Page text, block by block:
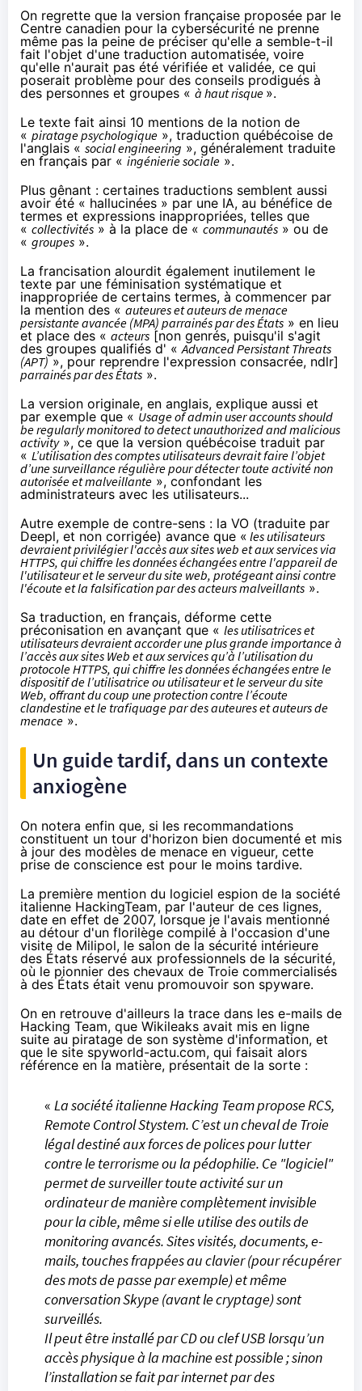
On regrette que la version française proposée par le
Centre canadien pour la cybersécurité ne prenne
même pas la peine de préciser qu'elle a semble-t-il
fait l'objet d'une traduction automatisée, voire
qu'elle n'aurait pas été vérifiée et validée, ce qui
poserait problème pour des conseils prodigués à
des personnes et groupes « à haut risque ».
Le texte fait ainsi 10 mentions de la notion de
« piratage psychologique », traduction québécoise de
l'anglais « social engineering », généralement traduite
en français par « ingénierie sociale ».
Plus gênant : certaines traductions semblent aussi
avoir été « hallucinées » par une IA, au bénéfice de
termes et expressions inappropriées, telles que
« collectivités » à la place de « communautés » ou de
« groupes ».
La francisation alourdit également inutilement le
texte par une féminisation systématique et
inappropriée de certains termes, à commencer par
la mention des « auteures et auteurs de menace
persistante avancée (MPA) parrainés par des États » en lieu
et place des « acteurs [non genrés, puisqu'il s'agit
des groupes qualifiés d' «Advanced Persistant Threats
(APT)», pour reprendre l'expression consacrée, ndlr]
parrainés par des États ».
La version originale, en anglais, explique aussi et
par exemple que « Usage of admin user accounts should
be regularly monitored to detect unauthorized and malicious
activity», ce que la version québécoise traduit par
« L’utilisation des comptes utilisateurs devrait faire l’objet
d’une surveillance régulière pour détecter toute activité non
autorisée et malveillante », confondant les
administrateurs avec les utilisateurs...
Autre exemple de contre-sens : la VO (traduite par
Deepl, et non corrigée) avance que « les utilisateurs
devraient privilégier l'accès aux sites web et aux services via
HTTPS, qui chiffre les données échangées entre l'appareil de
l'utilisateur et le serveur du site web, protégeant ainsi contre
l'écoute et la falsification par des acteurs malveillants ».
Sa traduction, en français, déforme cette
préconisation en avançant que « les utilisatrices et
utilisateurs devraient accorder une plus grande importance à
l’accès aux sites Web et aux services qu’à l’utilisation du
protocole HTTPS, qui chiffre les données échangées entre le
dispositif de l’utilisatrice ou utilisateur et le serveur du site
Web, offrant du coup une protection contre l’écoute
clandestine et le trafiquage par des auteures et auteurs de
menace ».
Un guide tardif, dans un contexte
anxiogène
On notera enfin que, si les recommandations
constituent un tour d'horizon bien documenté et mis
à jour des modèles de menace en vigueur, cette
prise de conscience est pour le moins tardive.
La première mention du logiciel espion de la société
italienne HackingTeam, par l'auteur de ces lignes,
date en effet de 2007, lorsque je l'avais mentionné
au détour d'un florilège compilé à l'occasion d'une
visite de Milipol, le salon de la sécurité intérieure
des États réservé aux professionnels de la sécurité,
où le pionnier des chevaux de Troie commercialisés
à des États était venu promouvoir son spyware.
On en retrouve d'ailleurs la trace dans les e-mails de
Hacking Team, que Wikileaks avait mis en ligne
suite au piratage de son système d'information, et
que le site spyworld-actu.com, qui faisait alors
référence en la matière, présentait de la sorte :
« La société italienne Hacking Team propose RCS,
Remote Control Stystem. C’est un cheval de Troie
légal destiné aux forces de polices pour lutter
contre le terrorisme ou la pédophilie. Ce "logiciel"
permet de surveiller toute activité sur un
ordinateur de manière complètement invisible
pour la cible, même si elle utilise des outils de
monitoring avancés. Sites visités, documents, e-
mails, touches frappées au clavier (pour récupérer
des mots de passe par exemple) et même
conversation Skype (avant le cryptage) sont
surveillés.
Il peut être installé par CD ou clef USB lorsqu’un
accès physique à la machine est possible ; sinon
l’installation se fait par internet par des